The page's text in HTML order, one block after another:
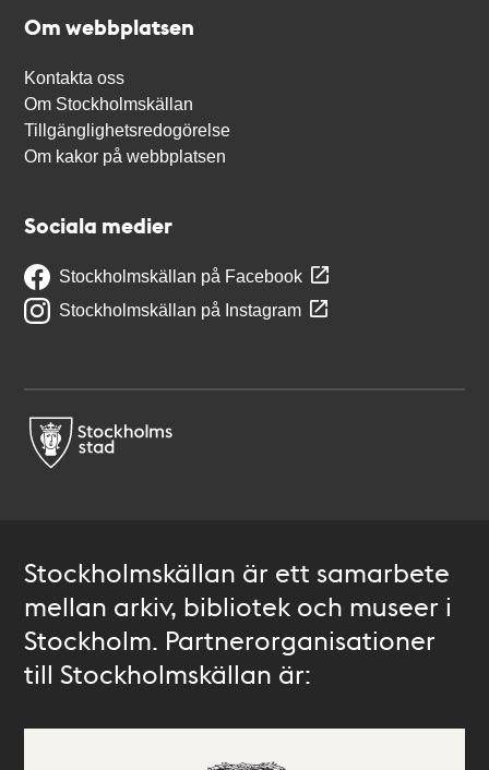
Om webbplatsen
Kontakta oss
Om Stockholmskällan
Tillgänglighetsredogörelse
Om kakor på webbplatsen
Sociala medier
Stockholmskällan på Facebook
Stockholmskällan på Instagram
Stockholmskällan är ett samarbete
mellan arkiv, bibliotek och museer i
Stockholm. Partnerorganisationer
till Stockholmskällan är: